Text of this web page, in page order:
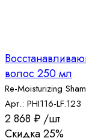
волос 250 мл
Re-Moisturizing
Арт.: PHI116-LF.123
2 868 ₽ /шт
Скидка25%